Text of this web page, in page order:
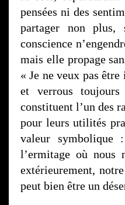
pensées ni des
partager non plus,
conscience
mais elle propage
« Je ne veux pas
et verrous
constituent l’un des
pour leurs utilités
valeur symbolique
l’ermitage où nous
extérieurement,
peut bien être un